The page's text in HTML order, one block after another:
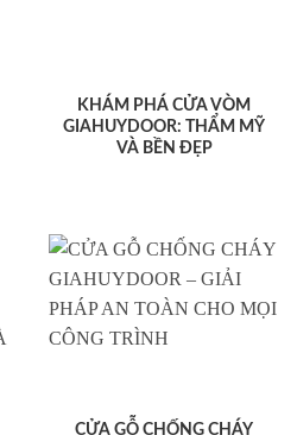
KHÁM PHÁ CỬA VÒM
GIAHUYDOOR: THẨM MỸ
VÀ BỀN ĐẸP
CỬA GỖ CHỐNG CHÁY